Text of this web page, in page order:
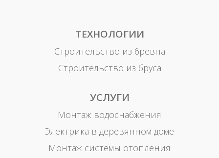
ТЕХНОЛОГИИ
Строительство из бревна
Строительство из бруса
УСЛУГИ
Монтаж водоснабжения
Электрика в деревянном доме
Монтаж системы отопления